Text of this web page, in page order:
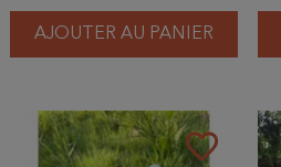
AJOUTER AU PANIER
favorite_border